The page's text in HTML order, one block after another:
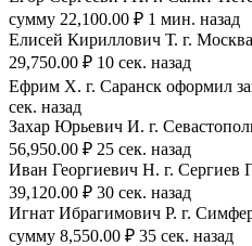
сумму 22,100.00 ₽ 1 мин. назад
Елисей Кириллович Т. г.
29,750.00 ₽ 10 сек. назад
Ефрим Х. г. Саранск оформил
сек. назад
Захар Юрьевич И. г.
56,950.00 ₽ 25 сек. назад
Иван Георгиевич Н. г. Сергиев
39,120.00 ₽ 30 сек. назад
Игнат Ибрагимович Р. г.
сумму 8,550.00 ₽ 35 сек. назад